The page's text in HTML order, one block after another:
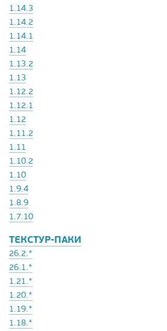
1.14.3
1.14.2
1.14.1
1.14
1.13.2
1.13
1.12.2
1.12.1
1.12
1.11.2
1.11
1.10.2
1.10
1.9.4
1.8.9
1.7.10
ТЕКСТУР-ПАКИ
26.2.*
26.1.*
1.21.*
1.20.*
1.19.*
1.18.*